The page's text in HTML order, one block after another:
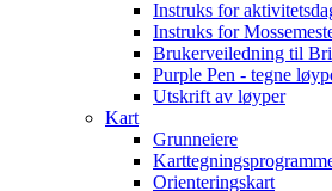
Instruks for
Instruks for
Brukerveiledning til
Purple Pen - tegne
Utskrift av løyper
Kart
Grunneiere
Orienteringskart